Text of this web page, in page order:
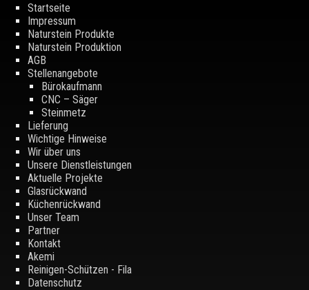
Startseite
Impressum
Naturstein Produkte
Naturstein Produktion
AGB
Stellenangebote
Bürokaufmann
CNC – Säger
Steinmetz
Lieferung
Wichtige Hinweise
Wir über uns
Unsere Dienstleistungen
Aktuelle Projekte
Glasrückwand
Küchenrückwand
Unser Team
Partner
Kontakt
Akemi
Reinigen-Schützen - Fila
Datenschutz